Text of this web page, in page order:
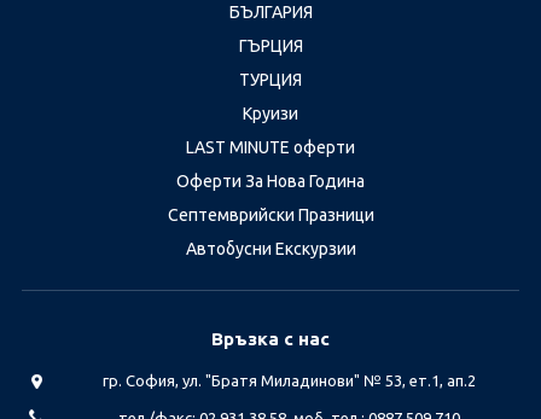
БЪЛГАРИЯ
ГЪРЦИЯ
ТУРЦИЯ
Круизи
LAST MINUTE оферти
Оферти За Нова Година
Септемврийски Празници
Автобусни Екскурзии
Връзка с нас
гр. София, ул. "Братя Миладинови" № 53, ет.1, ап.2